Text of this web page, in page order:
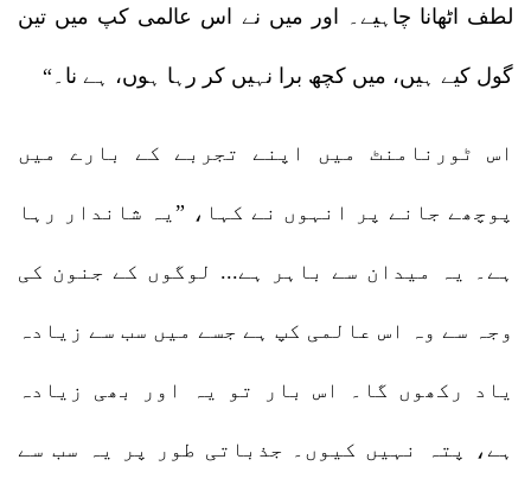
لطف اٹھانا چاہیے۔ اور میں نے اس عالمی کپ میں تین
گول کیے ہیں، میں کچھ برا نہیں کر رہا ہوں، ہے نا۔“
اس ٹورنامنٹ میں اپنے تجربے کے بارے میں
پوچھے جانے پر انہوں نے کہا، ”یہ شاندار رہا
ہے۔ یہ میدان سے باہر ہے... لوگوں کے جنون کی
وجہ سے وہ اس عالمی کپ ہے جسے میں سب سے زیادہ
یاد رکھوں گا۔ اس بار تو یہ اور بھی زیادہ
ہے، پتہ نہیں کیوں۔ جذباتی طور پر یہ سب سے